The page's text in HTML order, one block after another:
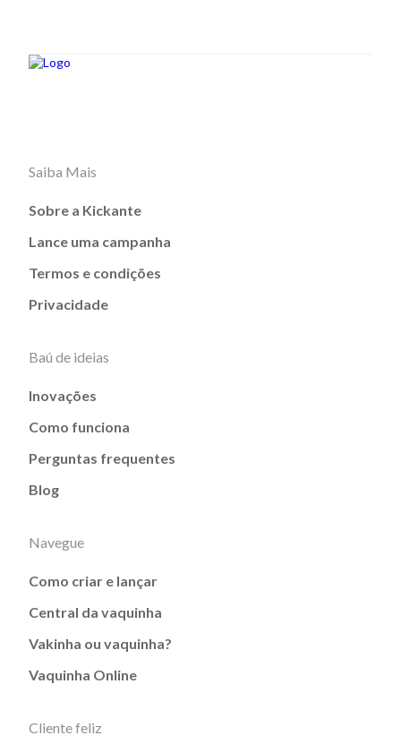
Saiba Mais
Sobre a Kickante
Lance uma campanha
Termos e condições
Privacidade
Baú de ideias
Inovações
Como funciona
Perguntas frequentes
Blog
Navegue
Como criar e lançar
Central da vaquinha
Vakinha ou vaquinha?
Vaquinha Online
Cliente feliz